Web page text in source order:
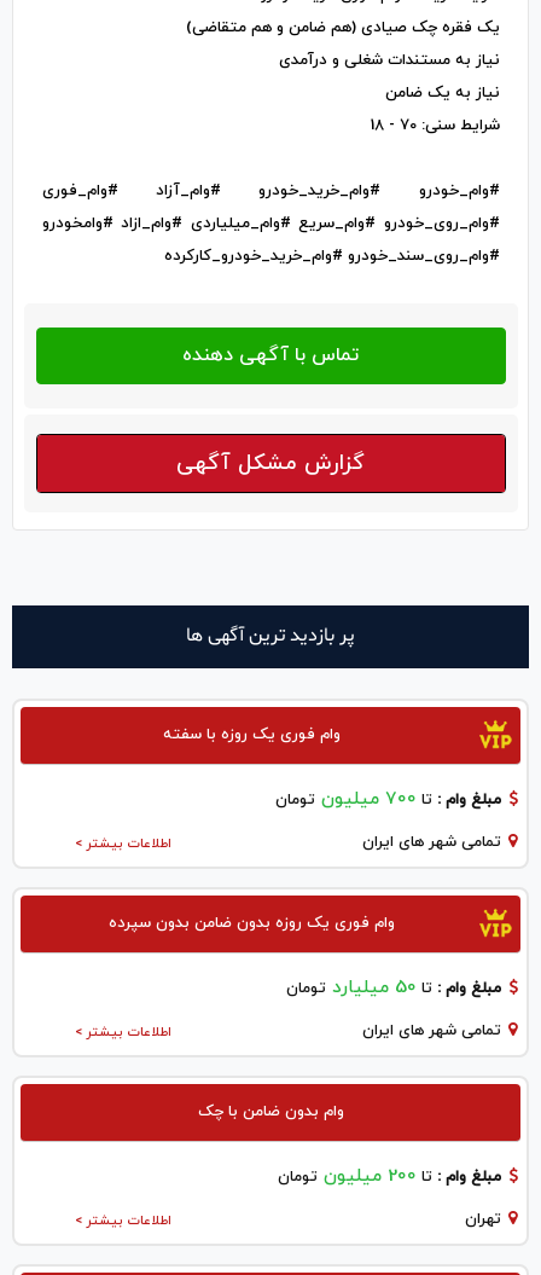
یک فقره چک صیادی (هم ضامن و هم متقاضی)
نیاز به مستندات شغلی و درآمدی
نیاز به یک ضامن
شرایط سنی: 70 - 18
#وام_خودرو #وام_خرید_خودرو #وام_آزاد #وام_فوری
#وام_روی_خودرو #وام_سریع #وام_میلیاردی #وام_ازاد #وامخودرو
#وام_روی_سند_خودرو #وام_خرید_خودرو_کارکرده
گزارش مشکل آگهی
پر بازدید ترین آگهی ها
وام فوری یک روزه با سفته
مبلغ وام : تا 700 میلیون تومان
اطلاعات بیشتر > تمامی شهر های ایران
وام فوری یک روزه بدون ضامن بدون سپرده
مبلغ وام : تا 50 میلیارد تومان
اطلاعات بیشتر > تمامی شهر های ایران
وام بدون ضامن با چک
مبلغ وام : تا 200 میلیون تومان
اطلاعات بیشتر > تهران